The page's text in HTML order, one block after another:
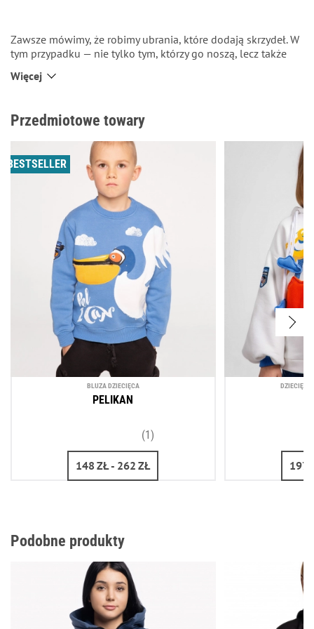
Zawsze mówimy, że robimy ubrania, które dodają skrzydeł. W
tym przypadku — nie tylko tym, którzy go noszą, lecz także
Miła, przytulna, jasna bluza z kapturem. Z przodu znajduje się
ma tego, czego chce, pewnego dnia może to dostać:)
Więcej
Przedmiotowe towary
BESTSELLER
BLUZA DZIECIĘCA
PELIKAN
(1)
148 ZŁ- 262 ZŁ
DZIECIĘCA
197
Podobne produkty